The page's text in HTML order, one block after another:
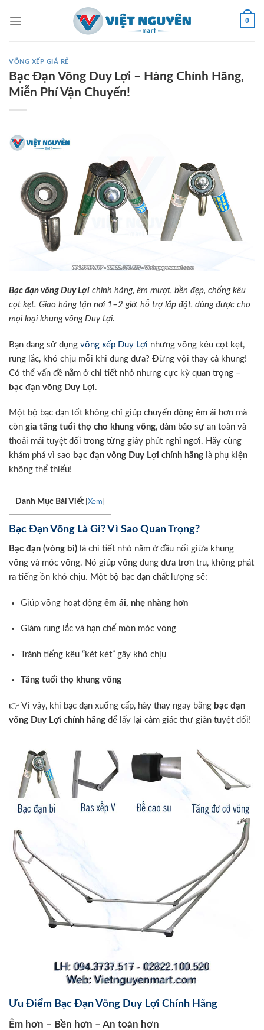
0
VÕNG XẾP GIÁ RẺ
Bạc Đạn Võng Duy Lợi – Hàng Chính Hãng,
Miễn Phí Vận Chuyển!
Bạc đạn võng Duy Lợi chính hãng, êm mượt, bền đẹp, chống kêu
cọt kẹt. Giao hàng tận nơi 1–2 giờ, hỗ trợ lắp đặt, dùng được cho
mọi loại khung võng Duy Lợi.
Bạn đang sử dụng võng xếp Duy Lợi nhưng võng kêu cọt kẹt,
rung lắc, khó chịu mỗi khi đung đưa? Đừng vội thay cả khung!
Có thể vấn đề nằm ở chi tiết nhỏ nhưng cực kỳ quan trọng –
bạc đạn võng Duy Lợi.
Một bộ bạc đạn tốt không chỉ giúp chuyển động êm ái hơn mà
còn gia tăng tuổi thọ cho khung võng, đảm bảo sự an toàn và
thoải mái tuyệt đối trong từng giây phút nghỉ ngơi. Hãy cùng
khám phá vì sao bạc đạn võng Duy Lợi chính hãng là phụ kiện
không thể thiếu!
Danh Mục Bài Viết Xem
Bạc Đạn Võng Là Gì? Vì Sao Quan Trọng?
Bạc đạn (vòng bi) là chi tiết nhỏ nằm ở đầu nối giữa khung
võng và móc võng. Nó giúp võng đung đưa trơn tru, không phát
ra tiếng ồn khó chịu. Một bộ bạc đạn chất lượng sẽ:
Giúp võng hoạt động êm ái, nhẹ nhàng hơn
Giảm rung lắc và hạn chế mòn móc võng
Tránh tiếng kêu “két két” gây khó chịu
Tăng tuổi thọ khung võng
👉 Vì vậy, khi bạc đạn xuống cấp, hãy thay ngay bằng bạc đạn
võng Duy Lợi chính hãng để lấy lại cảm giác thư giãn tuyệt đối!
Ưu Điểm Bạc Đạn Võng Duy Lợi Chính Hãng
Êm hơn – Bền hơn – An toàn hơn